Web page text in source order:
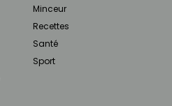
Minceur
Recettes
Santé
Sport